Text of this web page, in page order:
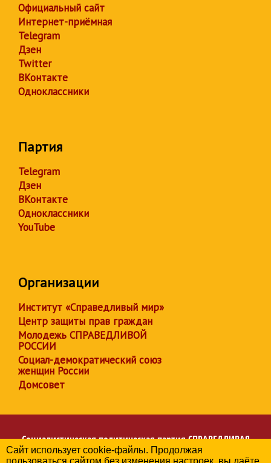
Официальный сайт
Интернет-приёмная
Telegram
Дзен
Twitter
ВКонтакте
Одноклассники
Партия
Telegram
Дзен
ВКонтакте
Одноклассники
YouTube
Организации
Институт «Справедливый мир»
Центр защиты прав граждан
Молодежь СПРАВЕДЛИВОЙ
РОССИИ
Социал-демократический союз
женщин России
Домсовет
Социалистическая политическая партияСПРАВЕДЛИВАЯ
РОССИЯ
Сайт использует cookie-файлы. Продолжая
пользоваться сайтом без изменения настроек, вы даёте